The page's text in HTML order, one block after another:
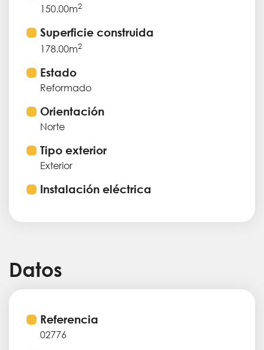
150.00m2
Superficie construida
178.00m2
Estado
Reformado
Orientación
Norte
Tipo exterior
Exterior
Instalación eléctrica
Datos
Referencia
02776